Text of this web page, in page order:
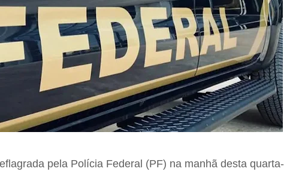
pela Polícia Federal (PF) na manhã desta quarta-